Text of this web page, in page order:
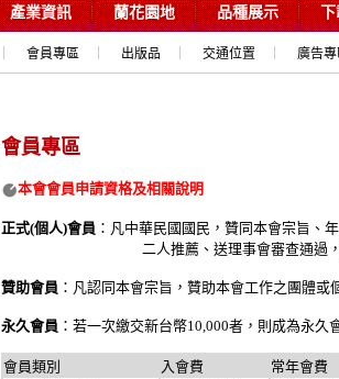
產業資訊 蘭花園地 品種展示 下
會員專區 出版品 交通位置 廣告專
會員專區
本會會員申請資格及相關說明
正式(個人)會員 ：凡中華民國國民，贊同本會宗旨、
二人推薦、送理事會審查通過
贊助會員 ：凡認同本會宗旨，贊助本會工作之團體或
永久會員 ：若一次繳交新台幣10,000者，則成為永久
會員類別 入會費
常年會費